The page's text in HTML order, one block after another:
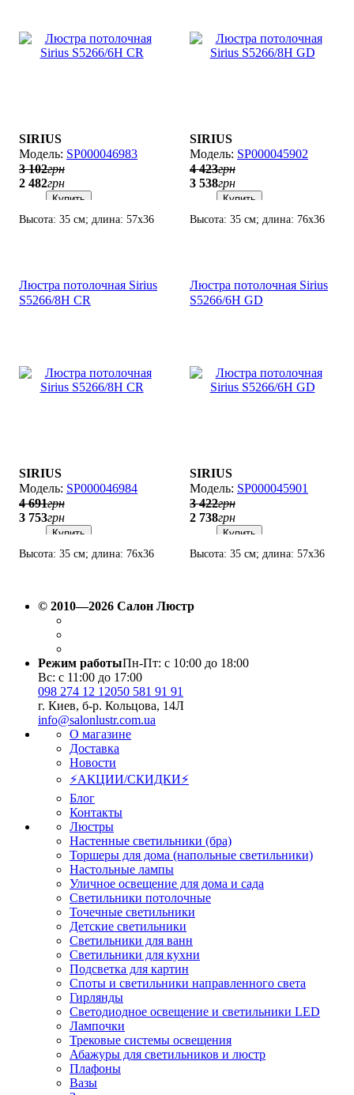
SIRIUS
SP000046983
3 102грн
2 482грн
Купить
Высота: 35 см; длина: 57х36
SIRIUS
SP000045902
4 423грн
3 538грн
Купить
Высота: 35 см; длина: 76х36
Люстра потолочная Sirius
S5266/8H CR
SIRIUS
SP000046984
4 691грн
3 753грн
Купить
Высота: 35 см; длина: 76х36
Люстра потолочная Sirius
S5266/6H GD
SIRIUS
SP000045901
3 422грн
2 738грн
Купить
Высота: 35 см; длина: 57х36
© 2010—2026 Салон Люстр
Режим работыПн-Пт: с 10:00 до 18:00
Вс: с 11:00 до 17:00
098 274 12 12050 581 91 91
г. Киев, б-р. Кольцова, 14Л
info@salonlustr.com.ua
О магазине
Доставка
Новости
⚡АКЦИИ/СКИДКИ⚡
Блог
Контакты
Люстры
Настенные светильники (бра)
Торшеры для дома (напольные светильники)
Настольные лампы
Уличное освещение для дома и сада
Светильники потолочные
Точечные светильники
Детские светильники
Светильники для ванн
Светильники для кухни
Подсветка для картин
Споты и светильники направленного света
Гирлянды
Светодиодное освещение и светильники LED
Лампочки
Трековые системы освещения
Абажуры для светильников и люстр
Плафоны
Вазы